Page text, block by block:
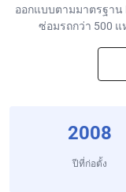
ออกแบบตามมาตรฐาน
ซ่อมรถกว่า 500 แ
2008
ปีที่ก่อตั้ง